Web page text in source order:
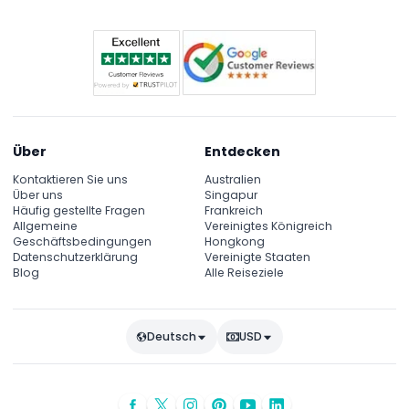
Über
Kontaktieren Sie uns
Über uns
Häufig gestellte Fragen
Allgemeine
Geschäftsbedingungen
Datenschutzerklärung
Blog
Entdecken
Australien
Singapur
Frankreich
Vereinigtes Königreich
Hongkong
Vereinigte Staaten
Alle Reiseziele
Deutsch USD